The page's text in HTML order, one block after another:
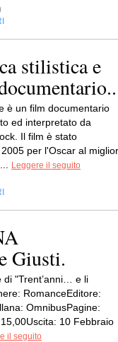
stilistica e
è un film documentario
ed interpretato da
Il film è stato
per l'Oscar al miglior
Leggere il seguito
Giusti.
di "Trent’anni… e li
RomanceEditore:
OmnibusPagine:
10 Febbraio
il seguito